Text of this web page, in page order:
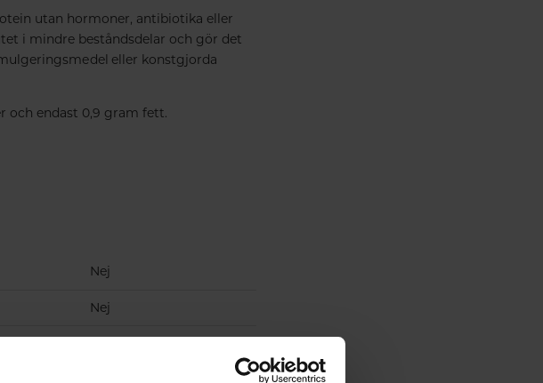
utan hormoner, antibiotika eller
i mindre beståndsdelar och gör det
eller konstgjorda
och endast 0,9 gram fett.
Nej
Nej